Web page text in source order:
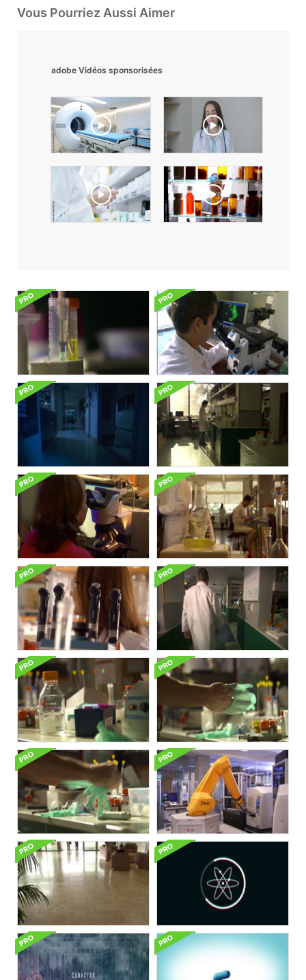
Vous Pourriez Aussi Aimer
adobe Vidéos sponsorisées